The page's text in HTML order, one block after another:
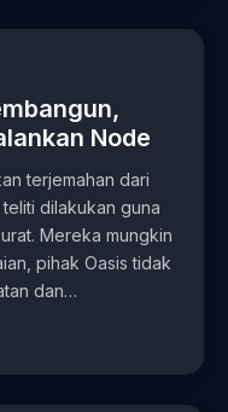
Node
terjemahan dari
dilakukan guna
Mereka mungkin
pihak Oasis tidak
dan…